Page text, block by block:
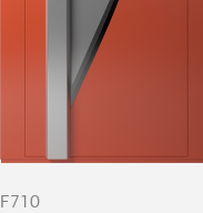
F710